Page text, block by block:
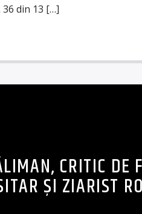
din 13 […]
CRITIC DE
ȘI ZIARIST